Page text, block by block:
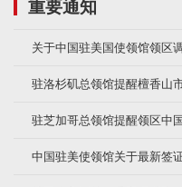
重要通知
关于中国驻美国使领馆领区
驻洛杉矶总领馆提醒檀香山
驻芝加哥总领馆提醒领区中
中国驻美使领馆关于最新签